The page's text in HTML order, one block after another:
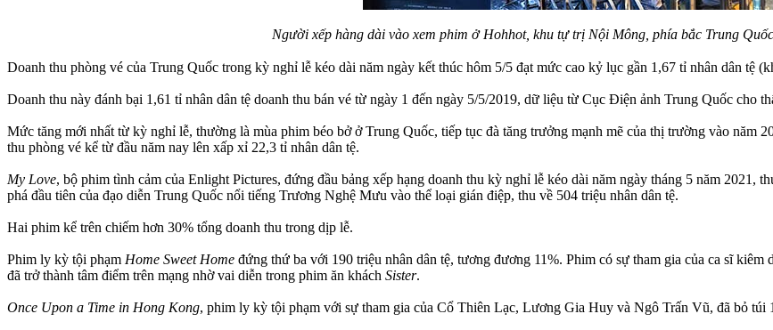
Người xếp hàng dài vào xem phim ở Hohhot, khu tự trị Nội Mông, phía bắc Trung
Doanh thu phòng vé của Trung Quốc trong kỳ nghỉ lễ kéo dài năm ngày kết thúc hôm 5/5 đạt mức cao kỷ lục gần 1,67 tỉ nhân dân tệ
Doanh thu này đánh bại 1,61 tỉ nhân dân tệ doanh thu bán vé từ ngày 1 đến ngày 5/5/2019, dữ liệu từ Cục Điện ảnh Trung Quốc cho
Mức tăng mới nhất từ kỳ nghỉ lễ, thường là mùa phim béo bở ở Trung Quốc, tiếp tục đà tăng trưởng mạnh mẽ của thị trường vào năm
thu phòng vé kể từ đầu năm nay lên xấp xỉ 22,3 tỉ nhân dân tệ.
My Love, bộ phim tình cảm của Enlight Pictures, đứng đầu bảng xếp hạng doanh thu kỳ nghỉ lễ kéo dài năm ngày tháng 5 năm 2021,
phá đầu tiên của đạo diễn Trung Quốc nổi tiếng Trương Nghệ Mưu vào thể loại gián điệp, thu về 504 triệu nhân dân tệ.
Hai phim kể trên chiếm hơn 30% tổng doanh thu trong dịp lễ.
Phim ly kỳ tội phạm Home Sweet Home đứng thứ ba với 190 triệu nhân dân tệ, tương đương 11%. Phim có sự tham gia của ca sĩ
đã trở thành tâm điểm trên mạng nhờ vai diễn trong phim ăn khách Sister.
Once Upon a Time in Hong Kong, phim ly kỳ tội phạm với sự tham gia của Cổ Thiên Lạc, Lương Gia Huy và Ngô Trấn Vũ, đã bỏ túi